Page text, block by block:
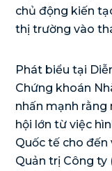
chủ động kiến
thị trường vào
Phát biểu tại
Chứng khoán
nhấn mạnh rằng
hội lớn từ việc
Quốc tế cho đến
Quản trị Công ty